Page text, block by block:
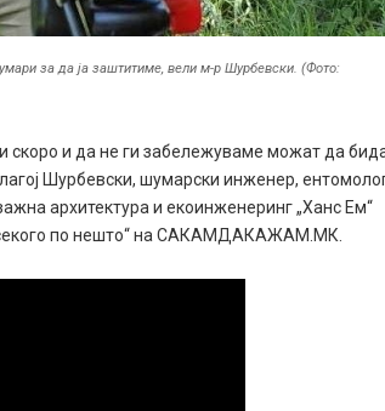
за да ја заштитиме, вели м-р Шурбевски. (Фото:
скоро и да не ги забележуваме можат да
Шурбевски, шумарски инженер,
архитектура и екоинженеринг „Ханс Ем“
секого по нешто“ на САКАМДАКАЖАМ.МК.